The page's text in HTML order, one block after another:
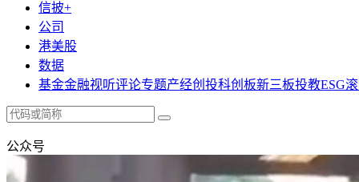
信披+
公司
港美股
数据
基金金融视听评论专题产经创投科创板新三板投教ESG
公众号